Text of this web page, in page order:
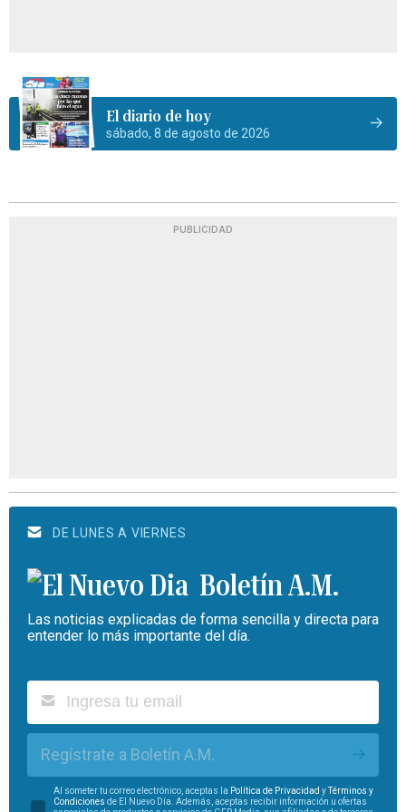
El diario de hoy
sábado, 8 de agosto de 2026
PUBLICIDAD
DE LUNES A VIERNES
Boletín A.M.
Las noticias explicadas de forma sencilla y directa para
entender lo más importante del día.
Regístrate a Boletín A.M.
Al someter tu correo electrónico, aceptas la Política de Privacidad yTérminos y
Condiciones de El Nuevo Día. Además, aceptas recibir información u ofertas